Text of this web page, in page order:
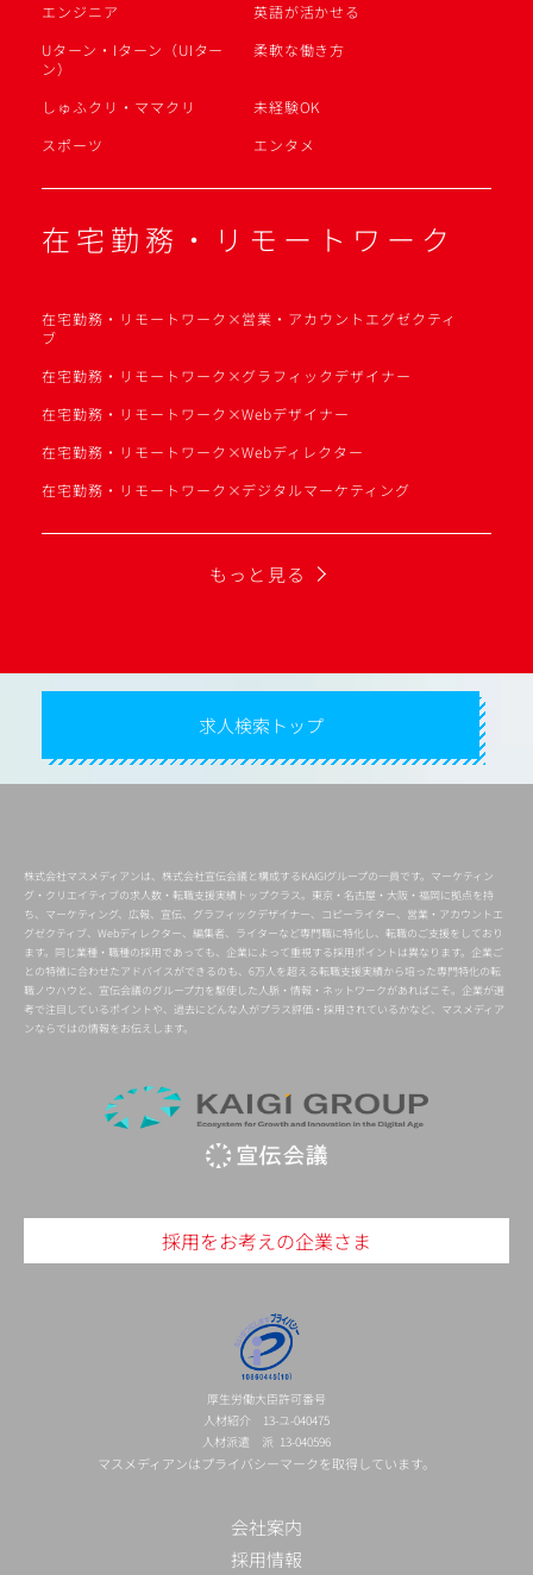
エンジニア
英語が活かせる
Uターン・Iターン（UIター
ン）
柔軟な働き方
しゅふクリ・ママクリ
未経験OK
スポーツ
エンタメ
在宅勤務・リモートワーク
在宅勤務・リモートワーク×営業・アカウントエグゼクティ
ブ
在宅勤務・リモートワーク×グラフィックデザイナー
在宅勤務・リモートワーク×Webデザイナー
在宅勤務・リモートワーク×Webディレクター
在宅勤務・リモートワーク×デジタルマーケティング
もっと見る
求人検索トップ
株式会社マスメディアンは、株式会社宣伝会議と構成するKAIGIグループの一員です。マーケティン
グ・クリエイティブの求人数・転職支援実績トップクラス。東京・名古屋・大阪・福岡に拠点を持
ち、マーケティング、広報、宣伝、グラフィックデザイナー、コピーライター、営業・アカウントエ
グゼクティブ、Webディレクター、編集者、ライターなど専門職に特化し、転職のご支援をしており
ます。同じ業種・職種の採用であっても、企業によって重視する採用ポイントは異なります。企業ご
との特徴に合わせたアドバイスができるのも、6万人を超える転職支援実績から培った専門特化の転
職ノウハウと、宣伝会議のグループ力を駆使した人脈・情報・ネットワークがあればこそ。企業が選
考で注目しているポイントや、過去にどんな人がプラス評価・採用されているかなど、マスメディア
ンならではの情報をお伝えします。
採用をお考えの企業さま
厚生労働大臣許可番号
人材紹介 13-ユ-040475
人材派遣 派 13-040596
マスメディアンはプライバシーマークを取得しています。
会社案内
採用情報